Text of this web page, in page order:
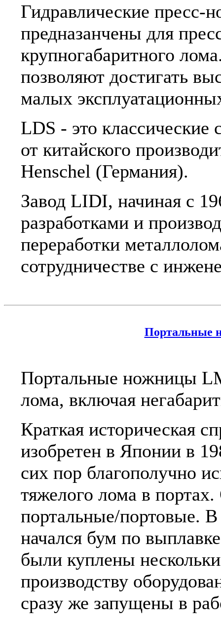
Гидравлические пресс-
предназанчены для
крупногабаритного
позволяют достигать
малых
LDS - это
от китайского
Henschel (Германия).
Завод LIDI, начиная с
разработками и
переработки
сотрудничестве с
Портальные
Портальные ножницы
лома, включая
Краткая историческая
изобретен в Японии в
сих пор благополучно
тяжелого лома в
портальные/портовые.
начался бум по
были куплены
производству
сразу же запущены в